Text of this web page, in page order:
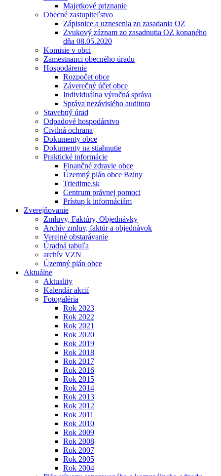
Majetkové priznanie
Obecné zastupiteľstvo
Zápisnice a uznesenia zo zasadania OZ
Zvukový záznam zo zasadnutia OZ konaného
dňa 08.05.2020
Komisie v obci
Zamestnanci obecného úradu
Hospodárenie
Rozpočet obce
Záverečný účet obce
Individuálna výročná správa
Správa nezávislého auditora
Stavebný úrad
Odpadové hospodárstvo
Civilná ochrana
Dokumenty obce
Dokumenty na stiahnutie
Praktické informácie
Finančné zdravie obce
Územný plán obce Bziny
Triedime.sk
Centrum právnej pomoci
Prístup k informáciám
Zverejňovanie
Zmluvy, Faktúry, Objednávky
Archív zmluv, faktúr a objednávok
Verejné obstarávanie
Úradná tabuľa
archív VZN
Územný plán obce
Aktuálne
Aktuality
Kalendár akcií
Fotogaléria
Rok 2023
Rok 2022
Rok 2021
Rok 2020
Rok 2019
Rok 2018
Rok 2017
Rok 2016
Rok 2015
Rok 2014
Rok 2013
Rok 2012
Rok 2011
Rok 2010
Rok 2009
Rok 2008
Rok 2007
Rok 2005
Rok 2004